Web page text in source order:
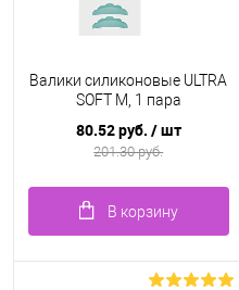
Валики силиконовые ULTRA
SOFT M, 1 пара
80.52 руб. / шт
201.30 руб.
В корзину